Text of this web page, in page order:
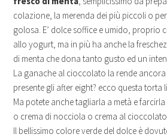
colazione, la merenda dei più piccoli o
golosa. E’ dolce soffice e umido, proprio
allo yogurt, ma in più ha anche la
di menta che dona tanto gusto ed un
La ganache al cioccolato la rende
presente gli after eight? ecco questa torta
Ma potete anche tagliarla a metà e
o crema di nocciola o crema al
Il bellissimo colore verde del dolce è